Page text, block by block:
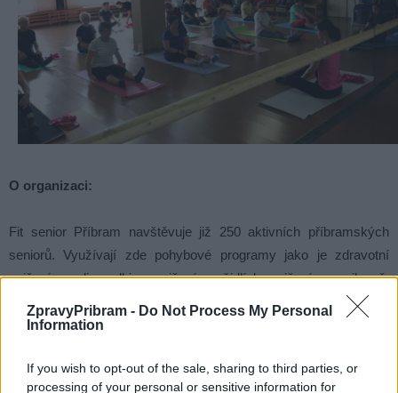
ZpravyPribram - Do Not Process My Personal
Information
If you wish to opt-out of the sale, sharing to third parties, or
processing of your personal or sensitive information for
O organizaci:
Fit senior Příbram navštěvuje již 250 aktivních příbramských
seniorů. Využívají zde pohybové programy jako je zdravotní
cvičení, nordic walking, cvičení na židlích, cvičení v posilovně,
walking football a také venkovní cvičení. Vedle sportu se spolek
věnuje také oblasti kultury a tvoření, lze se zapojit do výtvarných
senioři, v rámci projektu Babiččina zahrádka, starají o květinové